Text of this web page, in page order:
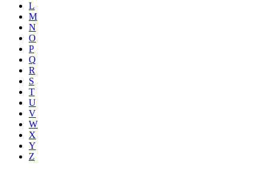
L
M
N
O
P
Q
R
S
T
U
V
W
X
Y
Z